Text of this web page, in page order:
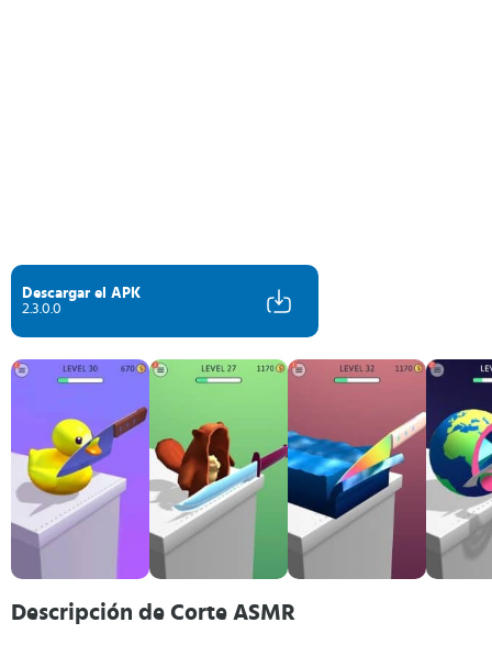
Descargar el APK
2.3.0.0
Descripción de Corte ASMR